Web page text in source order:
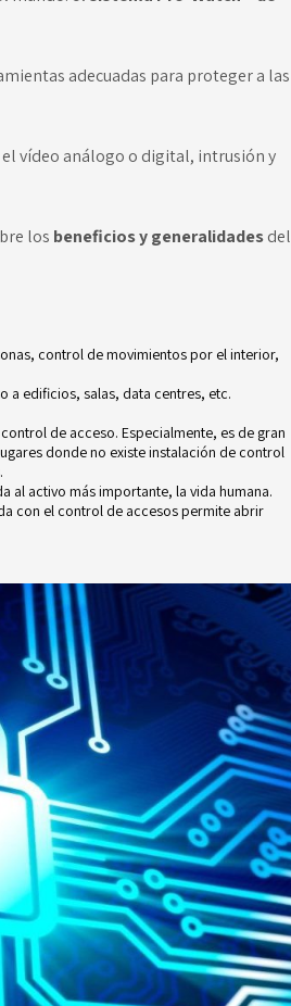
adecuadas para proteger a las
vídeo análogo o digital, intrusión y
los beneficios y generalidadesdel
control de movimientos por el interior,
a edificios, salas, data centres, etc.
de acceso. Especialmente, es de gran
donde no existe instalación de control
al activo más importante, la vida humana.
con el control de accesos permite abrir